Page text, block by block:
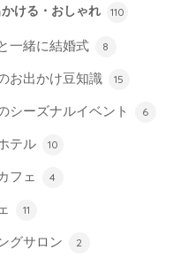
ける・おしゃれ 110
一緒に結婚式 8
お出かけ豆知識 15
シーズナルイベント 6
テル 10
フェ 4
11
グサロン 2